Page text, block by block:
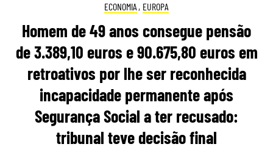
ECONOMIA , EUROPA
Homem de 49 anos consegue pensão
de 3.389,10 euros e 90.675,80 euros em
retroativos por lhe ser reconhecida
incapacidade permanente após
Segurança Social a ter recusado:
tribunal teve decisão final